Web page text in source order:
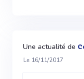
Une actualité de
Le 16/11/2017